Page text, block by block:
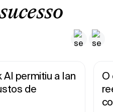
AI permitiu a Ian
de
O